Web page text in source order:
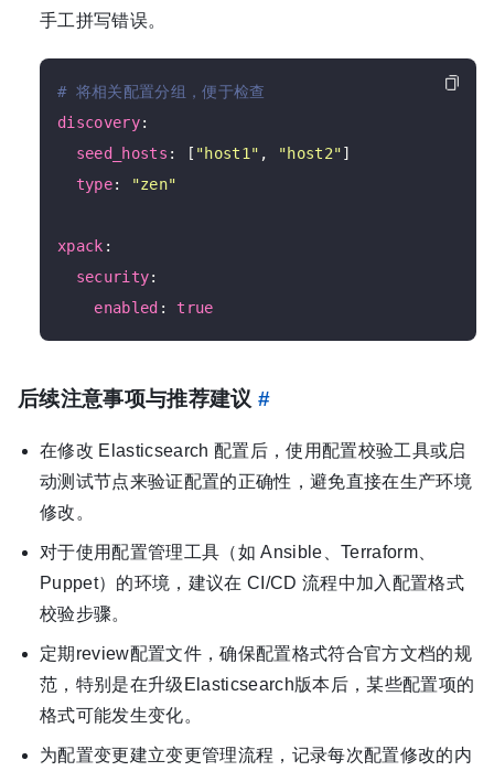
手工拼写错误。
# 将相关配置分组，便于检查
discovery:
seed_hosts : [ "host1" , "host2"]
type: "zen"
xpack :
security:
enabled : true
后续注意事项与推荐建议 #
在修改 Elasticsearch 配置后，使用配置校验工具或启
动测试节点来验证配置的正确性，避免直接在生产环境
修改。
对于使用配置管理工具（如 Ansible、Terraform、
Puppet）的环境，建议在 CI/CD 流程中加入配置格式
校验步骤。
定期review配置文件，确保配置格式符合官方文档的规
范，特别是在升级Elasticsearch版本后，某些配置项的
格式可能发生变化。
为配置变更建立变更管理流程，记录每次配置修改的内